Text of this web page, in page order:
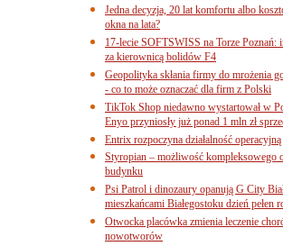
Jedna decyzja, 20 lat komfortu albo
okna na lata?
17-lecie SOFTSWISS na Torze Poznań:
za kierownicą bolidów F4
Geopolityka skłania firmy do mrożenia
- co to może oznaczać dla firm z Polski
TikTok Shop niedawno wystartował w
Enyo przyniosły już ponad 1 mln zł
Entrix rozpoczyna działalność
Styropian – możliwość kompleksowego
budynku
Psi Patrol i dinozaury opanują G City
mieszkańcami Białegostoku dzień pełen
Otwocka placówka zmienia leczenie
nowotworów